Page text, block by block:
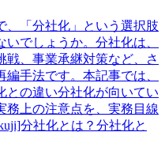
、「分社化」という選択肢
でしょうか。分社化は、
戦、事業承継対策など、さ
手法です。本記事では、
との違い分社化が向いてい
務上の注意点を、実務目線
分社化とは？分社化と